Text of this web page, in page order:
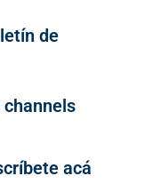
de
channels
acá